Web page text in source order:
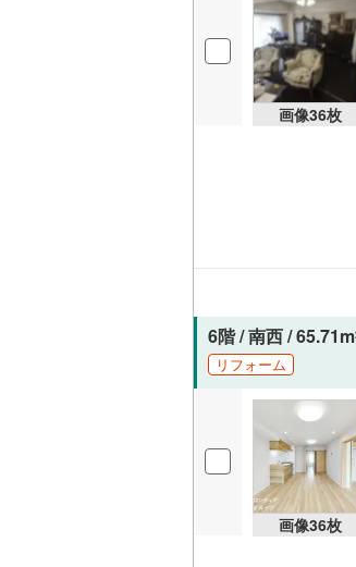
画像36枚
6階 / 南西 / 65.71m
リフォーム
画像36枚